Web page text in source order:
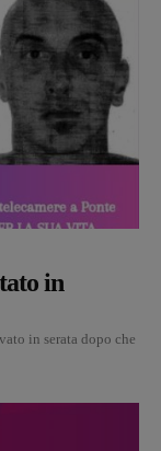
in
in serata dopo che